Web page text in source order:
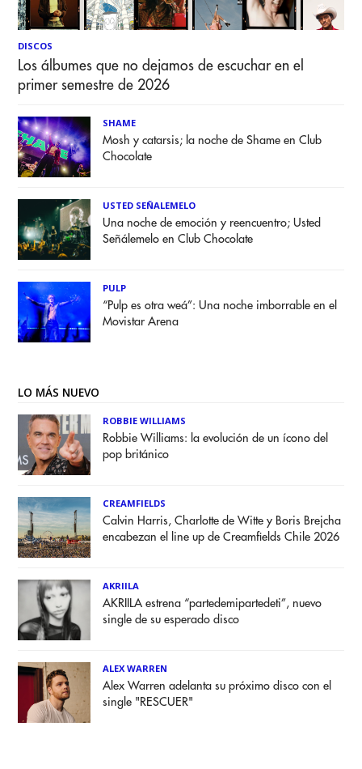
DISCOS
Los álbumes que no dejamos de escuchar en el
primer semestre de 2026
SHAME
Mosh y catarsis; la noche de Shame en Club
Chocolate
USTED SEÑALEMELO
Una noche de emoción y reencuentro; Usted
Señálemelo en Club Chocolate
PULP
“Pulp es otra weá”: Una noche imborrable en el
Movistar Arena
LO MÁS NUEVO
ROBBIE WILLIAMS
Robbie Williams: la evolución de un ícono del
pop británico
CREAMFIELDS
Calvin Harris, Charlotte de Witte y Boris Brejcha
encabezan el line up de Creamfields Chile 2026
AKRIILA
AKRIILA estrena “partedemipartedeti”, nuevo
single de su esperado disco
ALEX WARREN
Alex Warren adelanta su próximo disco con el
single "RESCUER"